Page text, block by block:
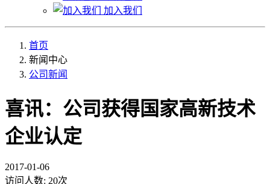
加入我们
首页
新闻中心
公司新闻
喜讯：公司获得国家高新技术
企业认定
2017-01-06
访问人数: 20次